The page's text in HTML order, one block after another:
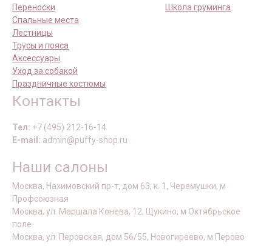
Переноски
Спальные места
Лестницы
Трусы и пояса
Аксессуары
Уход за собакой
Праздничные костюмы
Школа груминга
Контакты
Тел: +7 (495) 212-16-14
E-mail: admin@puffy-shop.ru
Наши салоны
Москва, Нахимовский пр-т, дом 63, к. 1, Черемушки, м
Профсоюзная
Москва, ул. Маршала Конева, 12, Щукино, м Октябрьское
поле
Москва, ул. Перовская, дом 56/55, Новогиреево, м Перово